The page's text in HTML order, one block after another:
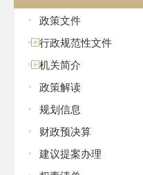
政策文件
行政规范性文件
机关简介
政策解读
规划信息
财政预决算
建议提案办理